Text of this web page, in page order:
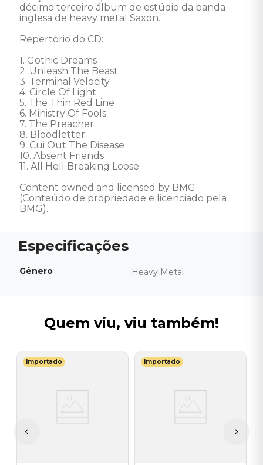
décimo terceiro álbum de estúdio da banda
inglesa de heavy metal Saxon.
Repertório do CD:
1. Gothic Dreams
2. Unleash The Beast
3. Terminal Velocity
4. Circle Of Light
5. The Thin Red Line
6. Ministry Of Fools
7. The Preacher
8. Bloodletter
9. Cui Out The Disease
10. Absent Friends
11. All Hell Breaking Loose
Content owned and licensed by BMG
(Conteúdo de propriedade e licenciado pela
BMG).
Gênero Heavy Metal
Quem viu, viu também!
Importado Importado